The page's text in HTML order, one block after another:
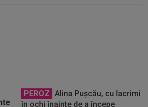
PEROZ Alina Pușcău, cu lacrimi
în ochi înainte de a începe